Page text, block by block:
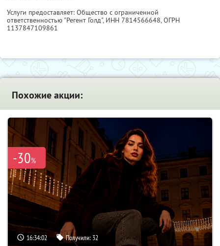
Услуги предоставляет: Общество с ограниченной
ответственностью "Регент Голд", ИНН 7814566648, ОГРН
1137847109861
Похожие акции:
-30%
16:34:01 Получили: 32